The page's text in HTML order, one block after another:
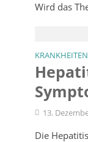
Wird das
KRANKHEITEN
13.
Die